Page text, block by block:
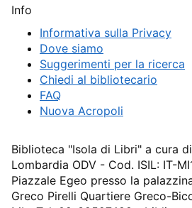
Info
Informativa sulla Privacy
Dove siamo
Suggerimenti per la ricerca
Chiedi al bibliotecario
FAQ
Nuova Acropoli
Biblioteca "Isola di Libri" a cura
Lombardia ODV - Cod. ISIL: IT-
Piazzale Egeo presso la
Greco Pirelli Quartiere Greco-